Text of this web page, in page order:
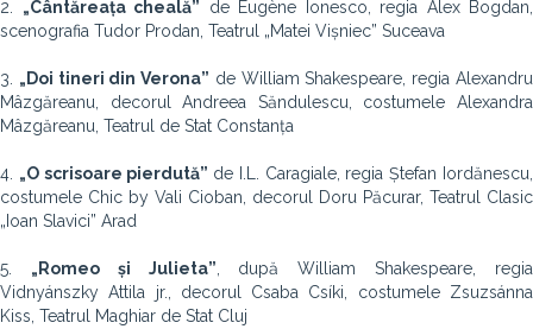
2. „Cântăreața cheală” de Eugène Ionesco, regia Alex Bogdan,
scenografia Tudor Prodan, Teatrul „Matei Vișniec” Suceava
3. „Doi tineri din Verona” de William Shakespeare, regia Alexandru
Mâzgăreanu, decorul Andreea Săndulescu, costumele Alexandra
Mâzgăreanu, Teatrul de Stat Constanța
4. „O scrisoare pierdută” de I.L. Caragiale, regia Ștefan Iordănescu,
costumele Chic by Vali Cioban, decorul Doru Păcurar, Teatrul Clasic
„Ioan Slavici” Arad
5. „Romeo și Julieta”
după William Shakespeare, regia
Vidnyánszky Attila jr., decorul Csaba Csíki, costumele Zsuzsánna
Kiss, Teatrul Maghiar de Stat Cluj